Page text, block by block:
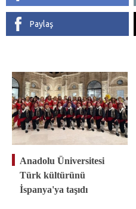
Paylaş
Anadolu Üniversitesi
Türk kültürünü
İspanya'ya taşıdı